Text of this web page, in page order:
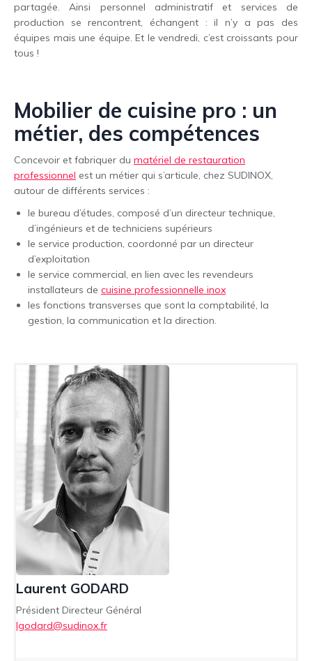
partagée. Ainsi personnel administratif et services de
production se rencontrent, échangent : il n’y a pas des
équipes mais une équipe. Et le vendredi, c’est croissants pour
tous !
Mobilier de cuisine pro : un
métier, des compétences
Concevoir et fabriquer du matériel de restauration
professionnel est un métier qui s’articule, chez SUDINOX,
autour de différents services :
le bureau d’études, composé d’un directeur technique,
d’ingénieurs et de techniciens supérieurs
le service production, coordonné par un directeur
d’exploitation
le service commercial, en lien avec les revendeurs
installateurs de cuisine professionnelle inox
les fonctions transverses que sont la comptabilité, la
gestion, la communication et la direction.
Laurent GODARD
Président Directeur Général
lgodard@sudinox.fr